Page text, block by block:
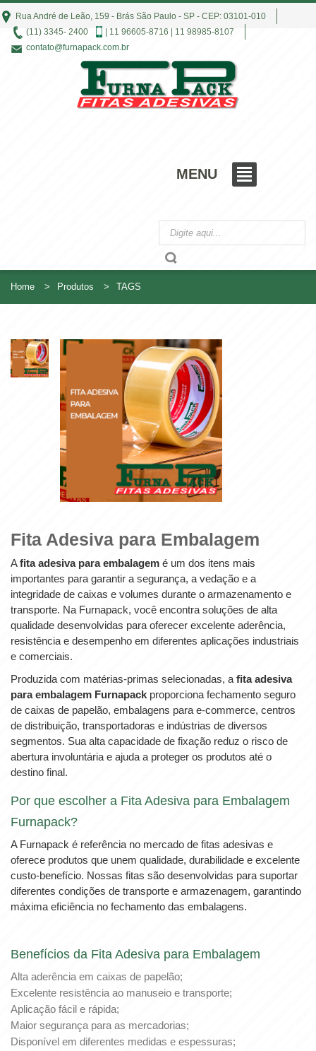
Rua André de Leão, 159 - Brás São Paulo - SP - CEP: 03101-010
(11) 3345- 2400
| 11 96605-8716 | 11 98985-8107
contato@furnapack.com.br
MENU
Home Produtos TAGS
Fita Adesiva para Embalagem
Afita adesiva para embalagem é um dos itens mais
importantes para garantir a segurança, a vedação e a
integridade de caixas e volumes durante o armazenamento e
transporte. Na Furnapack, você encontra soluções de alta
qualidade desenvolvidas para oferecer excelente aderência,
resistência e desempenho em diferentes aplicações industriais
e comerciais.
Produzida com matérias-primas selecionadas, a fita adesiva
para embalagem Furnapack proporciona fechamento seguro
de caixas de papelão, embalagens para e-commerce, centros
de distribuição, transportadoras e indústrias de diversos
segmentos. Sua alta capacidade de fixação reduz o risco de
abertura involuntária e ajuda a proteger os produtos até o
destino final.
Por que escolher a Fita Adesiva para Embalagem
Furnapack?
A Furnapack é referência no mercado de fitas adesivas e
oferece produtos que unem qualidade, durabilidade e excelente
custo-benefício. Nossas fitas são desenvolvidas para suportar
diferentes condições de transporte e armazenagem, garantindo
máxima eficiência no fechamento das embalagens.
Benefícios da Fita Adesiva para Embalagem
Alta aderência em caixas de papelão;
Excelente resistência ao manuseio e transporte;
Aplicação fácil e rápida;
Maior segurança para as mercadorias;
Disponível em diferentes medidas e espessuras;